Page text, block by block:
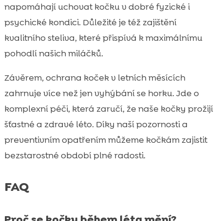
napomáhají uchovat kočku v dobré fyzické i
psychické kondici. Důležité je též zajištění
kvalitního steliva, které přispívá k maximálnímu
pohodlí našich miláčků.
Závěrem, ochrana koček v letních měsících
zahrnuje více než jen vyhýbání se horku. Jde o
komplexní péči, která zaručí, že naše kočky prožijí
šťastné a zdravé léto. Díky naší pozornosti a
preventivním opatřením můžeme kočkám zajistit
bezstarostné období plné radosti.
FAQ